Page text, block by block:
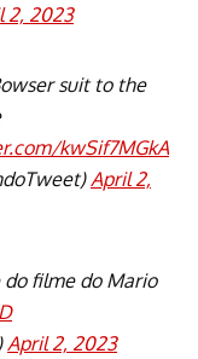
2, 2023
suit to the
kwSif7MGkA
April 2,
do filme do Mario
April 2, 2023